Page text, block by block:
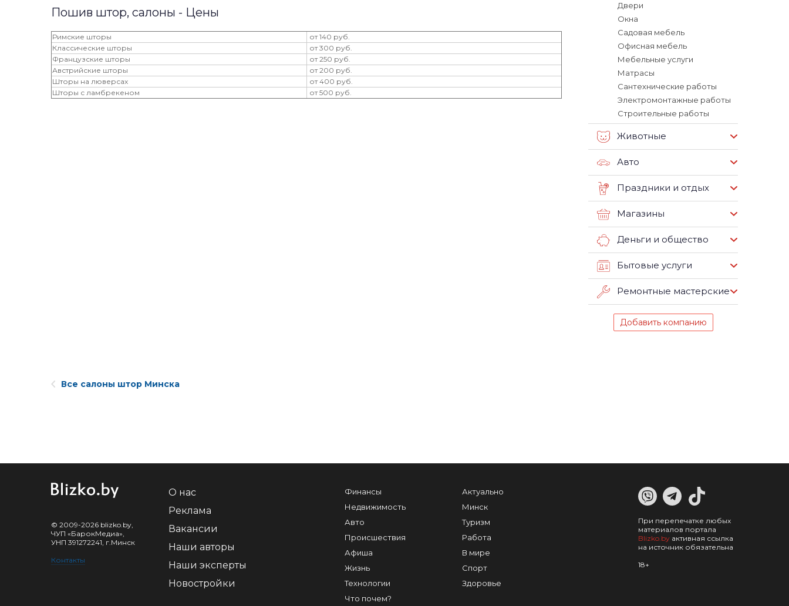
Пошив штор, салоны - Цены
Римские шторы
от 140 руб.
Классические шторы
от 300 руб.
Французские шторы
от 250 руб.
Австрийские шторы
от 200 руб.
Шторы на люверсах
от 400 руб.
Шторы с ламбрекеном
от 500 руб.
Двери
Окна
Садовая мебель
Офисная мебель
Мебельные услуги
Матрасы
Сантехнические работы
Электромонтажные работы
Строительные работы
Животные
Авто
Праздники и отдых
Магазины
Деньги и общество
Бытовые услуги
Ремонтные мастерские
Добавить компанию
Все салоны штор Минска
© 2009-2026 blizko.by,
ЧУП «БарокМедиа»,
УНП 391272241, г.Минск
Контакты
О нас
Реклама
Вакансии
Наши авторы
Наши эксперты
Новостройки
Финансы
Недвижимость
Авто
Происшествия
Афиша
Жизнь
Технологии
Что почем?
Актуально
Минск
Туризм
Работа
В мире
Спорт
Здоровье
При перепечатке любых
материалов портала
Blizko.by активная ссылка
на источник обязательна
18+